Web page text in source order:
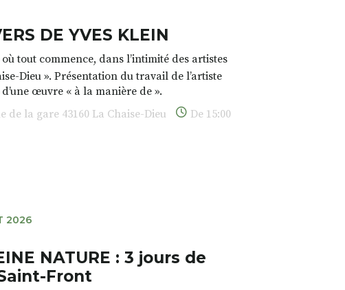
DE YVES KLEIN
tout commence, dans l’intimité des artistes
Dieu ». Présentation du travail de l’artiste
œuvre « à la manière de ».
sur
de la gare 43160 La Chaise-Dieu
De 15:00
2026
NATURE : 3 jours de
Front